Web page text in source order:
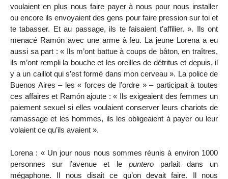
voulaient en plus nous faire payer à nous pour nous installer
ou encore ils envoyaient des gens pour faire pression sur toi et
te tabasser. Et au passage, ils te faisaient t’affilier. ». Ils ont
menacé Ramón avec une arme à feu. La jeune Lorena a eu
aussi sa part : « Ils m’ont battue à coups de bâton, en traîtres,
ils m’ont rempli la bouche et les oreilles de détritus et depuis, il
y a un caillot qui s’est formé dans mon cerveau ». La police de
Buenos Aires – les « forces de l’ordre » – participait à toutes
ces affaires et Ramón ajoute : « Ils exigeaient des femmes un
paiement sexuel si elles voulaient conserver leurs chariots de
ramassage et les hommes, ils les obligeaient à payer ou leur
volaient ce qu’ils avaient ».
Lorena : « Un jour nous nous sommes réunis à environ 1000
personnes sur l’avenue et le punteroparlait dans un
mégaphone. Il nous disait ce qu’on devait faire. Il nous